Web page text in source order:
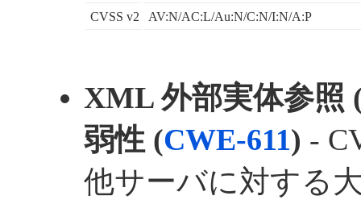
CVSS v2
AV:N/AC:L/Au:N/C:N/I:N/A:P
XML 外部実体参照
弱性 (CWE-611) -
他サーバに対する